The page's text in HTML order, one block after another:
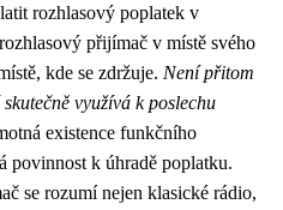
rozhlasový poplatek v
přijímač v místě svého
kde se zdržuje. Není přitom
využívá k poslechu
existence funkčního
povinnost k úhradě poplatku.
se rozumí nejen klasické rádio,